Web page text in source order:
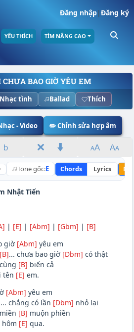
Đăng nhập|Đăng ký
YÊU THÍCH TÌM NÂNG CAO
CHƯA BAO GIỜ YÊU EM
Nhạc tình Ballad Thích
- Video ✏️ Chỉnh sửa hợp âm
Tone gốc:E Chords Lyrics
Nhật Tiến
| [E] | [Abm] | [Gbm] | [B]
giờ [Abm] yêu em
[B]... chưa bao giờ [Dbm] có thật
[B] biển cả
tên [E] em.
[Abm] yêu em
... chẳng có lần [Dbm] nhỏ lại
[B] muộn phiền
hôm [E] qua.